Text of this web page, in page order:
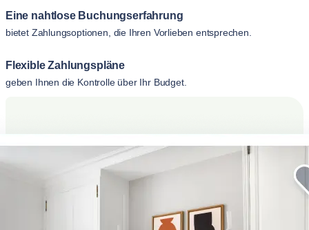
Eine nahtlose Buchungserfahrung
bietet Zahlungsoptionen, die Ihren Vorlieben entsprechen.
Flexible Zahlungspläne
geben Ihnen die Kontrolle über Ihr Budget.